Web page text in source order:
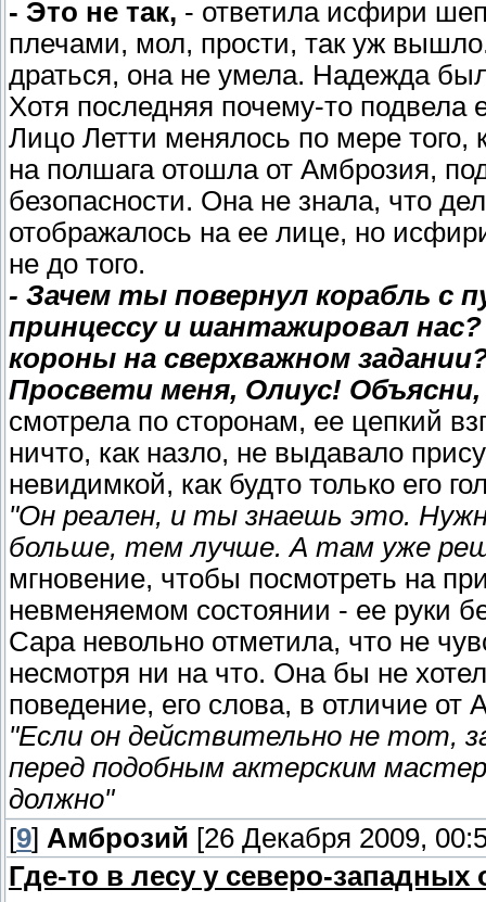
- Это не так, - ответила исфири
плечами, мол, прости, так уж
драться, она не умела. Надежда
Хотя последняя почему-то подвела
Лицо Летти менялось по мере
на полшага отошла от Амброзия,
безопасности. Она не знала, что
отображалось на ее лице, но
не до того.
- Зачем ты повернул корабль с
принцессу и шантажировал
короны на сверхважном
Просвети меня, Олиус!
смотрела по сторонам, ее цепкий
ничто, как назло, не выдавало
невидимкой, как будто только его
"Он реален, и ты знаешь это.
больше, тем лучше. А там уже
мгновение, чтобы посмотреть на
невменяемом состоянии - ее руки
Сара невольно отметила, что не
несмотря ни на что. Она бы не
поведение, его слова, в отличие
"Если он действительно не тот,
перед подобным актерским
должно"
[9] Амброзий [26 Декабря 2009,
Где-то в лесу у северо-